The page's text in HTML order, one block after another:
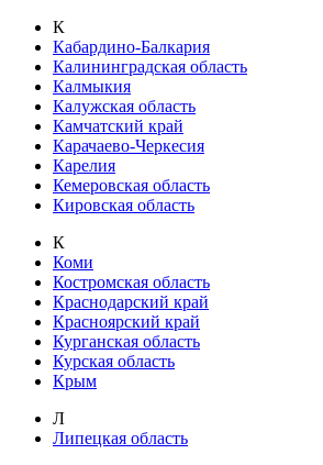
К
Кабардино-Балкария
Калининградская область
Калмыкия
Калужская область
Камчатский край
Карачаево-Черкесия
Карелия
Кемеровская область
Кировская область
К
Коми
Костромская область
Краснодарский край
Красноярский край
Курганская область
Курская область
Крым
Л
Липецкая область